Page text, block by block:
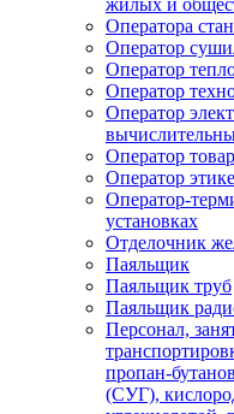
жилых и
Оператора
Оператор
Оператор
Оператор
Оператор
Оператор
Оператор
Оператор-
установках
Отделочник
Паяльщик
Паяльщик труб
Паяльщик
Персонал,
пропан-
(СУГ),